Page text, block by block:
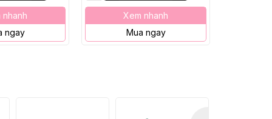
nhanh
ngay
Xem nhanh
Mua ngay